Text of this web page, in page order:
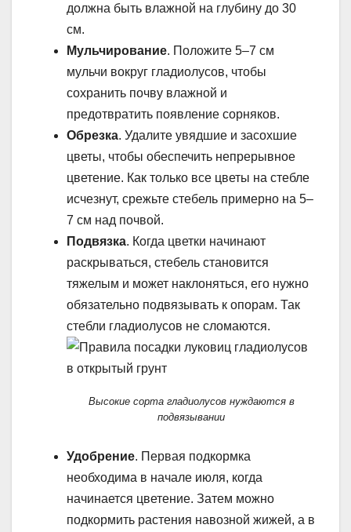
должна быть влажной на глубину до 30
см.
Мульчирование. Положите 5–7 см
мульчи вокруг гладиолусов, чтобы
сохранить почву влажной и
предотвратить появление сорняков.
Обрезка. Удалите увядшие и засохшие
цветы, чтобы обеспечить непрерывное
цветение. Как только все цветы на стебле
исчезнут, срежьте стебель примерно на 5–
7 см над почвой.
Подвязка. Когда цветки начинают
раскрываться, стебель становится
тяжелым и может наклоняться, его нужно
обязательно подвязывать к опорам. Так
стебли гладиолусов не сломаются.
Высокие сорта гладиолусов нуждаются в
подвязывании
Удобрение. Первая подкормка
необходима в начале июля, когда
начинается цветение. Затем можно
подкормить растения навозной жижей, а в